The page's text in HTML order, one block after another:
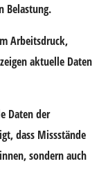
Belastung.
Arbeitsdruck,
aktuelle Daten
Daten der
dass Missstände
sondern auch